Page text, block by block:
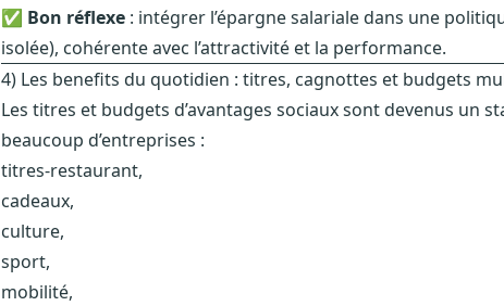
✅ Bon réflexe : intégrer l’épargne salariale dans une
isolée), cohérente avec l’attractivité et la performance.
4) Les benefits du quotidien : titres, cagnottes et budgets
Les titres et budgets d’avantages sociaux sont devenus un
beaucoup d’entreprises :
titres-restaurant,
cadeaux,
culture,
sport,
mobilité,